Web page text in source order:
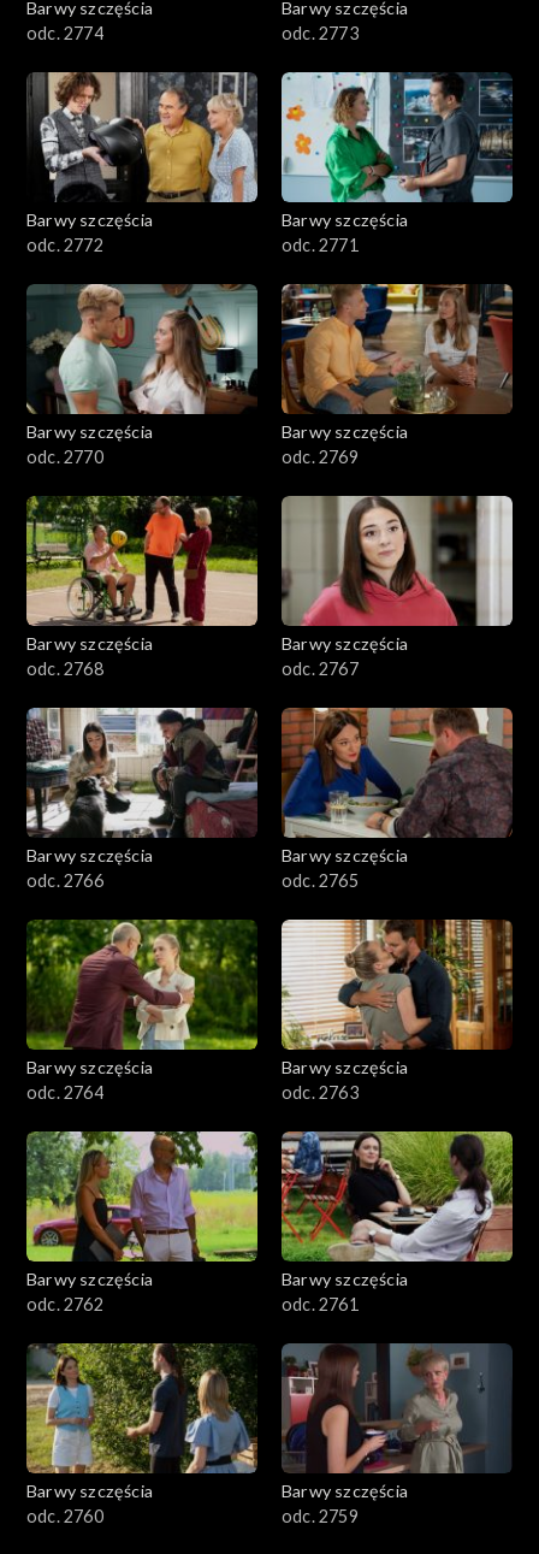
Barwy szczęścia
odc. 2774
Barwy szczęścia
odc. 2773
Barwy szczęścia
odc. 2772
Barwy szczęścia
odc. 2771
Barwy szczęścia
odc. 2770
Barwy szczęścia
odc. 2769
Barwy szczęścia
odc. 2768
Barwy szczęścia
odc. 2767
Barwy szczęścia
odc. 2766
Barwy szczęścia
odc. 2765
Barwy szczęścia
odc. 2764
Barwy szczęścia
odc. 2763
Barwy szczęścia
odc. 2762
Barwy szczęścia
odc. 2761
Barwy szczęścia
odc. 2760
Barwy szczęścia
odc. 2759